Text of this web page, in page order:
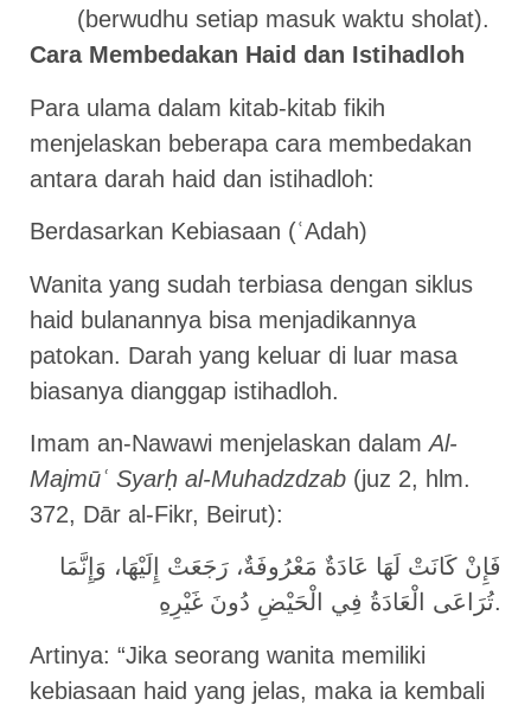
(berwudhu setiap masuk waktu sholat).
Cara Membedakan Haid dan Istihadloh
Para ulama dalam kitab-kitab fikih
menjelaskan beberapa cara membedakan
antara darah haid dan istihadloh:
Berdasarkan Kebiasaan (ʿAdah)
Wanita yang sudah terbiasa dengan siklus
haid bulanannya bisa menjadikannya
patokan. Darah yang keluar di luar masa
biasanya dianggap istihadloh.
Imam an-Nawawi menjelaskan dalamAl-
Majmūʿ Syarḥ al-Muhadzdzab (juz 2, hlm.
372, Dār al-Fikr, Beirut):
فَإِنْ كَانَتْ لَهَا عَادَةٌ مَعْرُوفَةٌ، رَجَعَتْ إِلَيْهَا، وَإِنَّمَا
تُرَاعَى الْعَادَةُ فِي الْحَيْضِ دُونَ غَيْرِهِ.
Artinya: “Jika seorang wanita memiliki
kebiasaan haid yang jelas, maka ia kembali